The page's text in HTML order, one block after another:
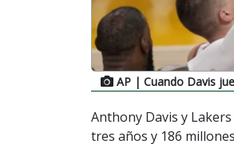
AP | Cuando Davis
Anthony Davis y
tres años y 186